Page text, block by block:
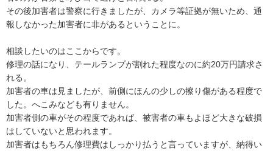
その後加害者は警察に行きましたが、カメラ等証拠が無いため、通
報しなかった加害者に非があるということに。
相談したいのはここからです。
修理の話になり、テールランプが割れた程度なのに約20万円請求さ
れる。
加害者の車は見ましたが、前側にほんの少しの擦り傷がある程度で
した。へこみなども有りません。
加害者側の車がその程度であれば、被害者の車もよほど大きな破損
はしていないと思われます。
加害者はもちろん修理費はしっかり払うと言っていますが、納得い